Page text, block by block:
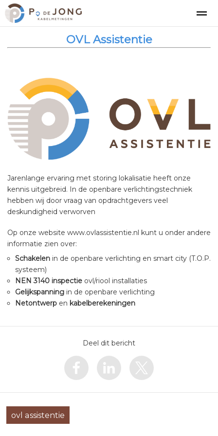
Kabelstoring lokaliseren Kabeltrace lokaliseren
OVL Assistentie
Jarenlange ervaring met storing lokalisatie heeft onze
kennis uitgebreid. In de openbare verlichtingstechniek
hebben wij door vraag van opdrachtgevers veel
deskundigheid verworven
Op onze website www.ovlassistentie.nl kunt u onder andere
informatie zien over:
Schakelen in de openbare verlichting en smart city (T.O.P.
systeem)
NEN 3140 inspectie ovl/riool installaties
Gelijkspanning in de openbare verlichting
Netontwerp en kabelberekeningen
Deel dit bericht
ovl assistentie